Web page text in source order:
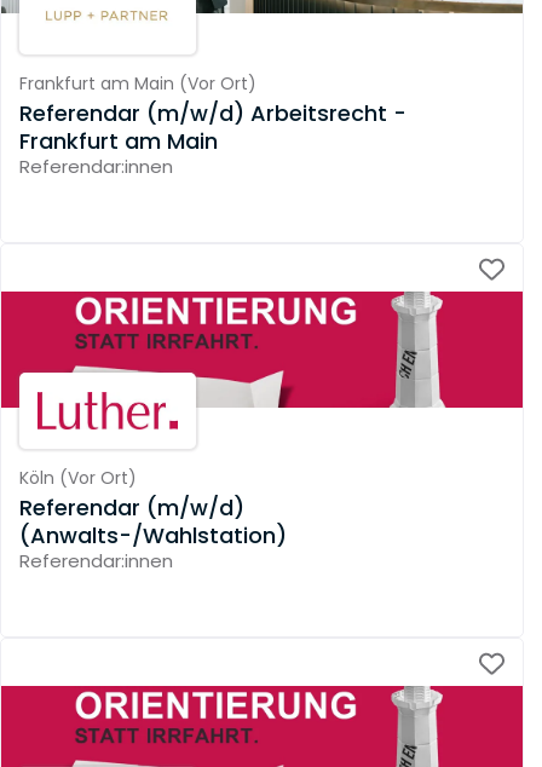
Frankfurt am Main (Vor Ort)
Referendar (m/w/d) Arbeitsrecht -
Frankfurt am Main
Referendar:innen
Köln (Vor Ort)
Referendar (m/w/d)
(Anwalts-/Wahlstation)
Referendar:innen